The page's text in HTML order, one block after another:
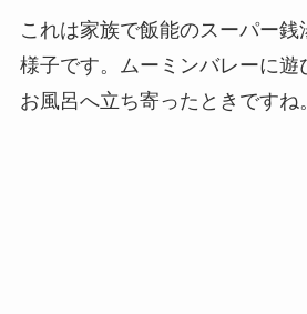
これは家族で飯能のスーパー
様子です。ムーミンバレーに遊
お風呂へ立ち寄ったときですね。